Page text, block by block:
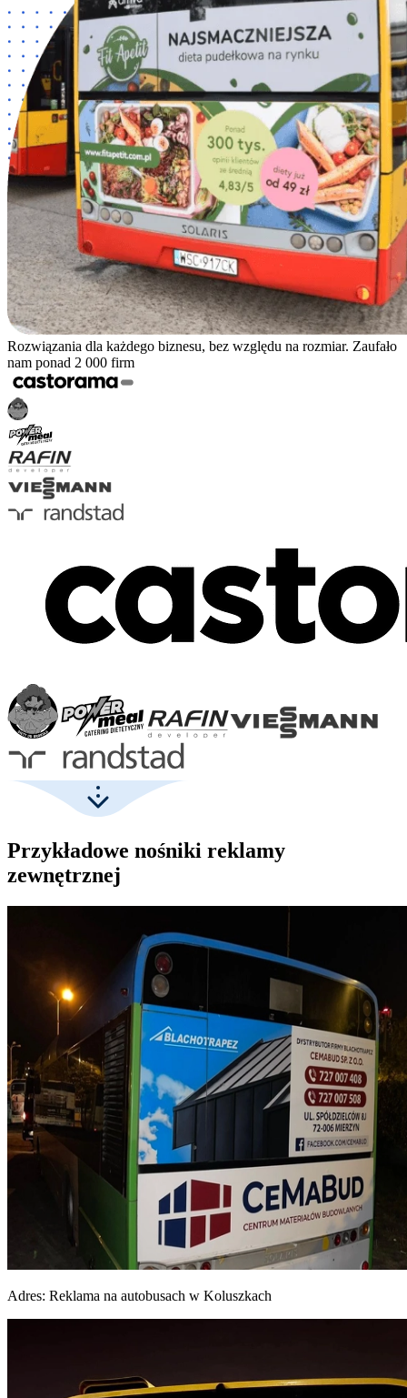
Rozwiązania dla każdego biznesu, bez względu na rozmiar. Zaufało
nam ponad 2 000 firm
Przykładowe nośniki reklamy
zewnętrznej
Adres: Reklama na autobusach w Koluszkach